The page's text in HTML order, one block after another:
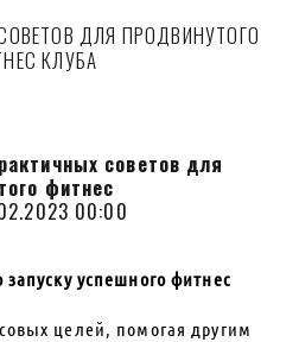
ДЛЯ ПРОДВИНУТОГО
КЛУБА
советов для
фитнес
00:00
успешного фитнес
целей, помогая другим